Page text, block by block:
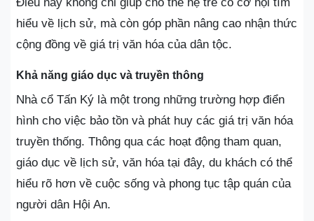
hiểu về lịch sử, mà còn góp phần nâng cao nhận thức
cộng đồng về giá trị văn hóa của dân tộc.
Khả năng giáo dục và truyền thông
Nhà cổ Tấn Ký là một trong những trường hợp điển
hình cho việc bảo tồn và phát huy các giá trị văn hóa
truyền thống. Thông qua các hoạt động tham quan,
giáo dục về lịch sử, văn hóa tại đây, du khách có thể
hiểu rõ hơn về cuộc sống và phong tục tập quán của
người dân Hội An.